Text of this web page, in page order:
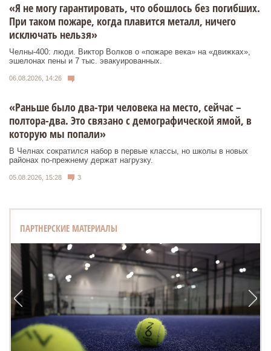
«Я не могу гарантировать, что обошлось без погибших.
При таком пожаре, когда плавится металл, ничего
исключать нельзя»
Челны-400: люди. Виктор Волков о «пожаре века» на «движках»,
эшелонах пены и 7 тыс. эвакуированных.
06.08.2026, 14:26
«Раньше было два-три человека на место, сейчас –
полтора-два. Это связано с демографической ямой, в
которую мы попали»
В Челнах сократился набор в первые классы, но школы в новых
районах по-прежнему держат нагрузку.
05.08.2026, 15:28 3
ПАРТНЕРСКИЕ МАТЕРИАЛЫ